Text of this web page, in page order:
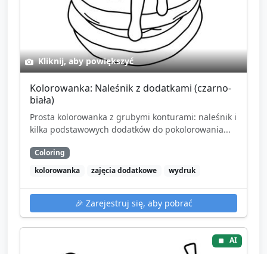
Kliknij, aby powiększyć
Kolorowanka: Naleśnik z dodatkami (czarno-
biała)
Prosta kolorowanka z grubymi konturami: naleśnik i
kilka podstawowych dodatków do pokolorowania...
Coloring
kolorowanka
zajęcia dodatkowe wydruk
🎉 Zarejestruj się, aby pobrać
AI